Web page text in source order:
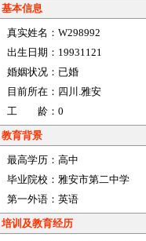
基本信息
真实姓名： W298992
出生日期： 19931121
婚姻状况： 已婚
目前所在： 四川.雅安
工 龄： 0
教育背景
最高学历： 高中
毕业院校： 雅安市第二中学
第一外语： 英语
培训及教育经历